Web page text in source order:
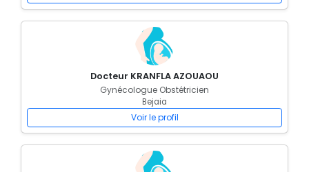
Docteur KRANFLA AZOUAOU
Gynécologue Obstétricien
Bejaia
Voir le profil